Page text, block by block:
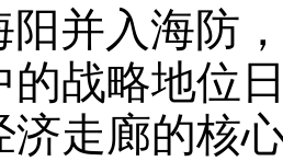
并入海防
的战略地位
济走廊的核